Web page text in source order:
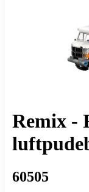
Remix -
60505